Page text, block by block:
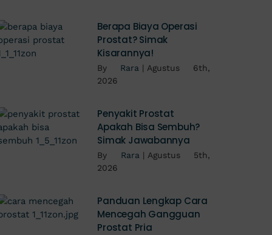
Berapa Biaya Operasi
Prostat? Simak
Kisarannya!
By Rara | Agustus 6th,
2026
Penyakit Prostat
Apakah Bisa Sembuh?
Simak Jawabannya
By Rara | Agustus 5th,
2026
Panduan Lengkap Cara
Mencegah Gangguan
Prostat Pria